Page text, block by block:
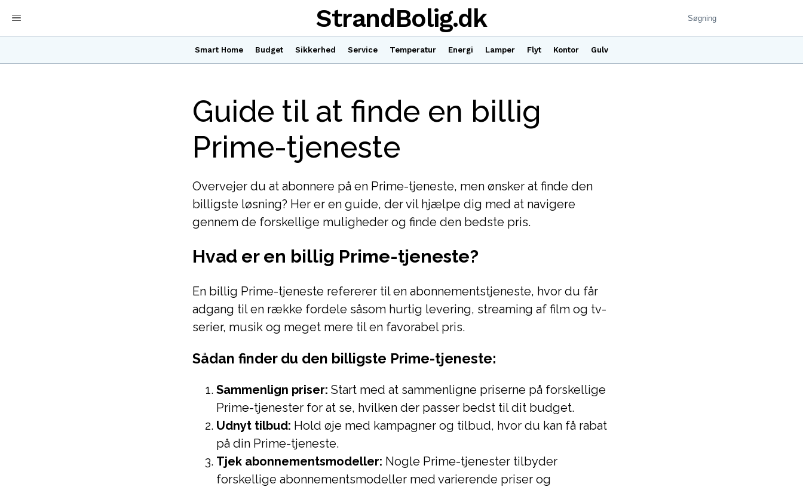
Smart Home Budget Sikkerhed Service Temperatur Energi Lamper Flyt Kontor Gulv
StrandBolig.dk
Guide til at finde en billig
Prime-tjeneste
Overvejer du at abonnere på en Prime-tjeneste, men ønsker at finde den
billigste løsning? Her er en guide, der vil hjælpe dig med at navigere
gennem de forskellige muligheder og finde den bedste pris.
Hvad er en billig Prime-tjeneste?
En billig Prime-tjeneste refererer til en abonnementstjeneste, hvor du får
adgang til en række fordele såsom hurtig levering, streaming af film og tv-
serier, musik og meget mere til en favorabel pris.
Sådan finder du den billigste Prime-tjeneste:
Sammenlign priser: Start med at sammenligne priserne på forskellige
Prime-tjenester for at se, hvilken der passer bedst til dit budget.
Udnyt tilbud: Hold øje med kampagner og tilbud, hvor du kan få rabat
på din Prime-tjeneste.
Tjek abonnementsmodeller: Nogle Prime-tjenester tilbyder
forskellige abonnementsmodeller med varierende priser og